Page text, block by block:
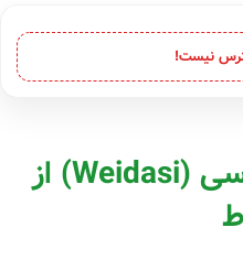
نیست!
خرید محصولات ویداسی (Weidasi) از